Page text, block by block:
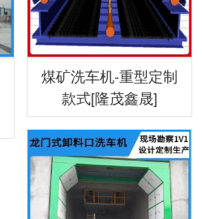
煤矿洗车机-重型定制
款式[隆茂鑫晟]